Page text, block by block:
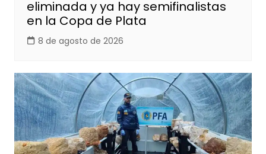
eliminada y ya hay semifinalistas
en la Copa de Plata
8 de agosto de 2026